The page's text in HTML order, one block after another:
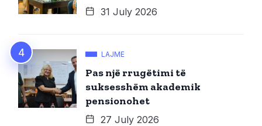
31 July 2026
LAJME
Pas një rrugëtimi të
suksesshëm akademik
pensionohet
27 July 2026